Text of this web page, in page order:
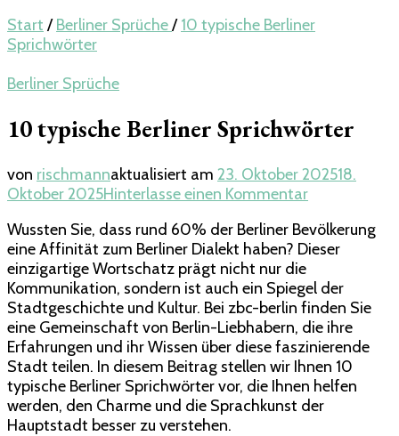
Start / Berliner Sprüche/ 10 typische Berliner
Sprichwörter
Berliner Sprüche
10 typische Berliner Sprichwörter
von rischmannaktualisiert am 23. Oktober 202518.
Oktober 2025Hinterlasse einen Kommentarzu
typische
Berliner
Wussten Sie, dass rund 60% der Berliner Bevölkerung
eine Affinität zum Berliner Dialekt haben? Dieser
einzigartige Wortschatz prägt nicht nur die
Kommunikation, sondern ist auch ein Spiegel der
Stadtgeschichte und Kultur. Bei zbc-berlin finden Sie
eine Gemeinschaft von Berlin-Liebhabern, die ihre
Erfahrungen und ihr Wissen über diese faszinierende
Stadt teilen. In diesem Beitrag stellen wir Ihnen 10
typische Berliner Sprichwörter vor, die Ihnen helfen
werden, den Charme und die Sprachkunst der
Hauptstadt besser zu verstehen.